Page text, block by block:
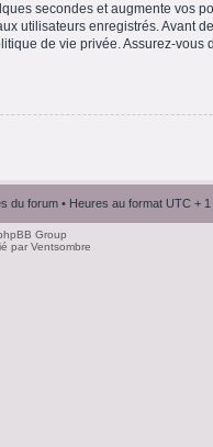
secondes et augmente vos
utilisateurs enregistrés. Avant
de vie privée. Assurez-vous
du forum • Heures au format UTC +
Group
par Ventsombre